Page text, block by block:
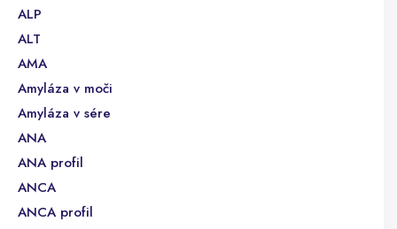
ALP
ALT
AMA
Amyláza v moči
Amyláza v sére
ANA
ANA profil
ANCA
ANCA profil